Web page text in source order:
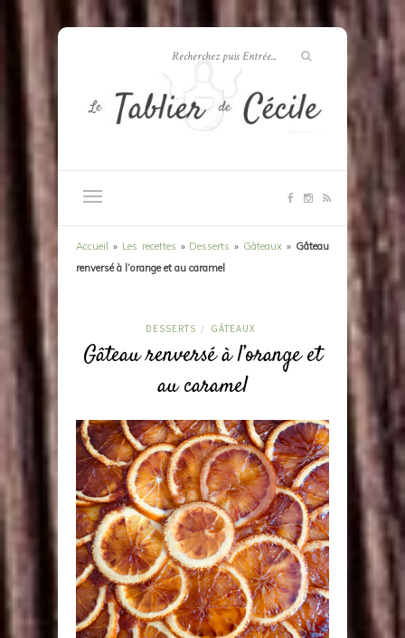
Accueil » Les recettes » Desserts » Gâteaux » Gâteau
renversé à l’orange et au caramel
DESSERTS / GÂTEAUX
Gâteau renversé à l’orange et
au caramel